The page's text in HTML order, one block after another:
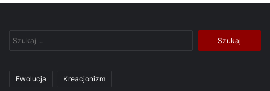
Szukaj:
Ewolucja Kreacjonizm